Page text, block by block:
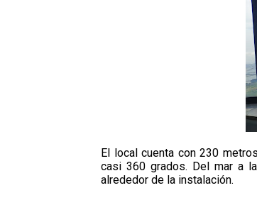
El local cuenta con 230
casi 360 grados. Del mar a
alrededor de la instalación.